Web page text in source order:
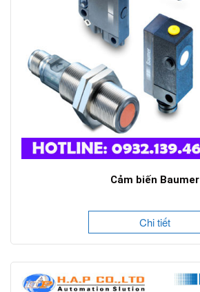
Cảm biến Baumer
Chi tiết